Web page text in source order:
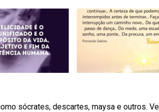
sócrates, descartes, maysa e outros.